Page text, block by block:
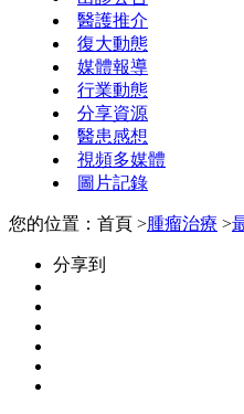
醫護推介
復大動態
媒體報導
行業動態
分享資源
醫患感想
視頻多媒體
圖片記錄
您的位置：首頁 >腫瘤治療 >
分享到